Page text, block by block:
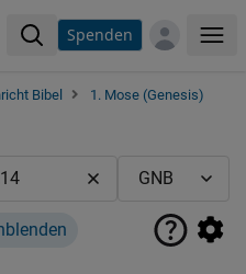
Spenden
Bibel
1. Mose (Genesis)